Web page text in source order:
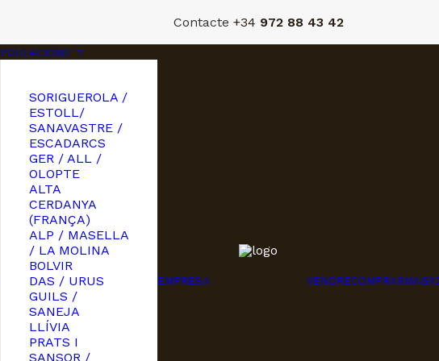
Contacte +34 972 88 43 42
POBLACIONS
SORIGUEROLA /
ESTOLL/
SANAVASTRE /
ESCADARCS
GER / ALL /
OLOPTE
ALTA
CERDANYA
(FRANÇA)
ALP / MASELLA
/ LA MOLINA
BOLVIR
DAS / URUS
GUILS /
SANEJA
LLÍVIA
PRATS I
SANSOR /
EMPRESA VENDRECOMPRAR